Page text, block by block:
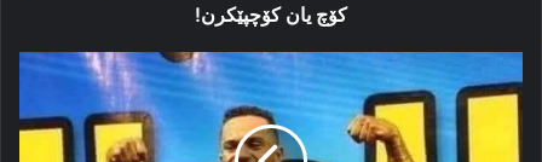
کۆچ یان کۆچپێکرن!
کاپتن
حەجی
ڕێکانی
نوێنەرێ